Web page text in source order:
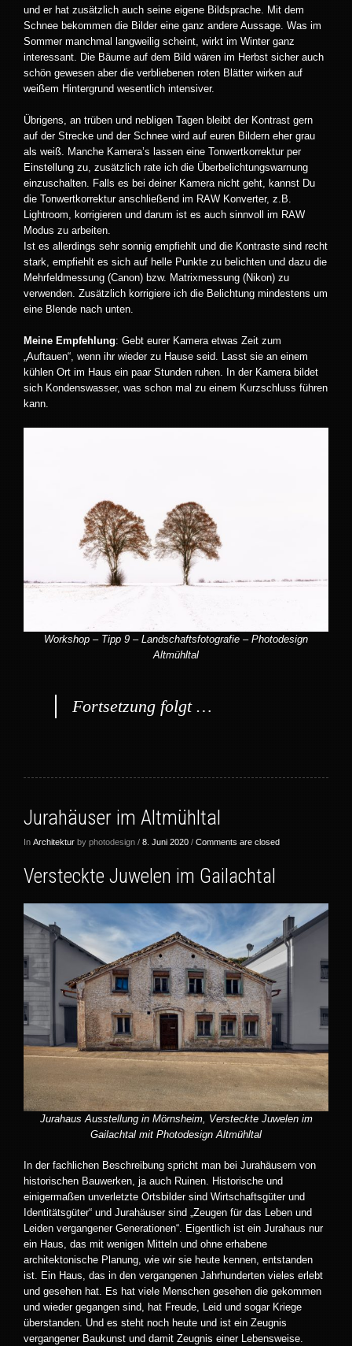
und er hat zusätzlich auch seine eigene Bildsprache. Mit dem
Schnee bekommen die Bilder eine ganz andere Aussage. Was im
Sommer manchmal langweilig scheint, wirkt im Winter ganz
interessant. Die Bäume auf dem Bild wären im Herbst sicher auch
schön gewesen aber die verbliebenen roten Blätter wirken auf
weißem Hintergrund wesentlich intensiver.
Übrigens, an trüben und nebligen Tagen bleibt der Kontrast gern
auf der Strecke und der Schnee wird auf euren Bildern eher grau
als weiß. Manche Kamera’s lassen eine Tonwertkorrektur per
Einstellung zu, zusätzlich rate ich die Überbelichtungswarnung
einzuschalten. Falls es bei deiner Kamera nicht geht, kannst Du
die Tonwertkorrektur anschließend im RAW Konverter, z.B.
Lightroom, korrigieren und darum ist es auch sinnvoll im RAW
Modus zu arbeiten.
Ist es allerdings sehr sonnig empfiehlt und die Kontraste sind recht
stark, empfiehlt es sich auf helle Punkte zu belichten und dazu die
Mehrfeldmessung (Canon) bzw. Matrixmessung (Nikon) zu
verwenden. Zusätzlich korrigiere ich die Belichtung mindestens um
eine Blende nach unten.
Meine Empfehlung: Gebt eurer Kamera etwas Zeit zum
„Auftauen“, wenn ihr wieder zu Hause seid. Lasst sie an einem
kühlen Ort im Haus ein paar Stunden ruhen. In der Kamera bildet
sich Kondenswasser, was schon mal zu einem Kurzschluss führen
kann.
Workshop – Tipp 9 – Landschaftsfotografie – Photodesign
Altmühltal
Fortsetzung folgt …
Jurahäuser im Altmühltal
In Architektur by photodesign / 8. Juni 2020 / Comments are closed
Versteckte Juwelen im Gailachtal
Jurahaus Ausstellung in Mörnsheim, Versteckte Juwelen im
Gailachtal mit Photodesign Altmühltal
In der fachlichen Beschreibung spricht man bei Jurahäusern von
historischen Bauwerken, ja auch Ruinen. Historische und
einigermaßen unverletzte Ortsbilder sind Wirtschaftsgüter und
Identitätsgüter“ und Jurahäuser sind „Zeugen für das Leben und
Leiden vergangener Generationen“. Eigentlich ist ein Jurahaus nur
ein Haus, das mit wenigen Mitteln und ohne erhabene
architektonische Planung, wie wir sie heute kennen, entstanden
ist. Ein Haus, das in den vergangenen Jahrhunderten vieles erlebt
und gesehen hat. Es hat viele Menschen gesehen die gekommen
und wieder gegangen sind, hat Freude, Leid und sogar Kriege
überstanden. Und es steht noch heute und ist ein Zeugnis
vergangener Baukunst und damit Zeugnis einer Lebensweise.